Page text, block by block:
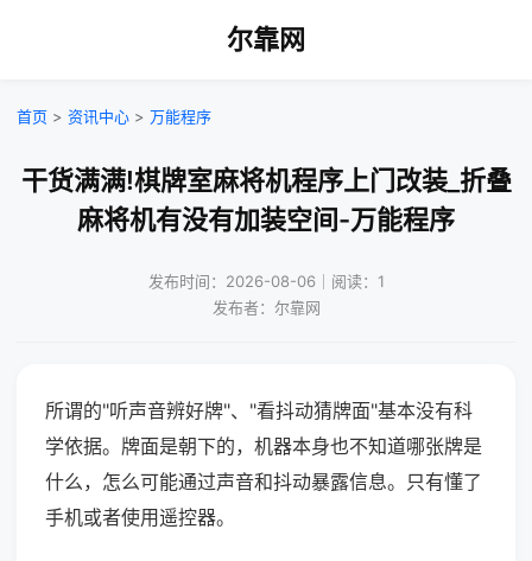
尔靠网
首页 > 资讯中心 > 万能程序
干货满满!棋牌室麻将机程序上门改装_折叠
麻将机有没有加装空间-万能程序
发布时间：2026-08-06｜阅读：1
发布者：尔靠网
所谓的"听声音辨好牌"、"看抖动猜牌面"基本没有科
学依据。牌面是朝下的，机器本身也不知道哪张牌是
什么，怎么可能通过声音和抖动暴露信息。只有懂了
手机或者使用遥控器。